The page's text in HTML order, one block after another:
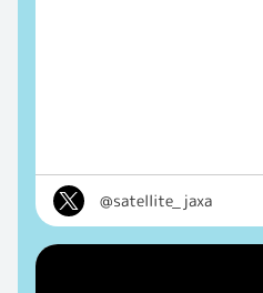
@satellite_jaxa